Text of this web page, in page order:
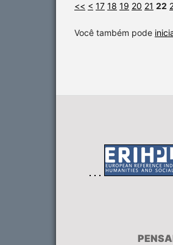
<< < 17 18 19 20 21 22
Você também pode